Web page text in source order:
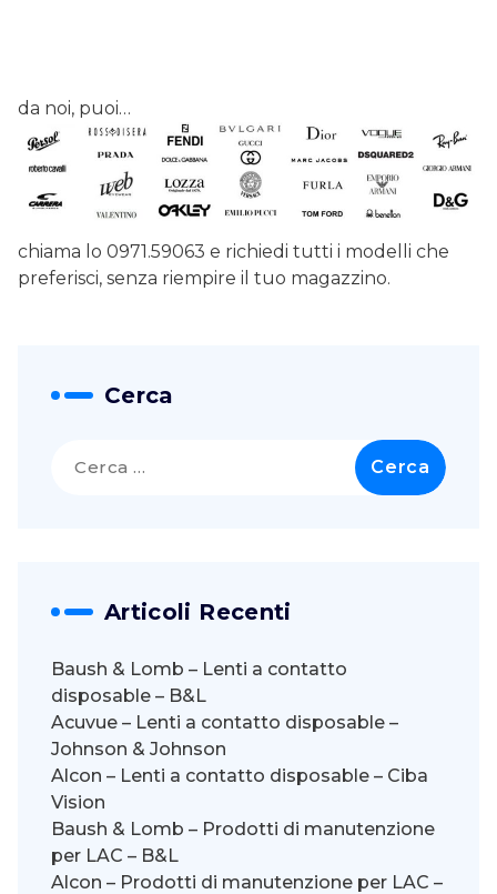
da noi, puoi…
chiama lo 0971.59063 e richiedi tutti i modelli che
preferisci, senza riempire il tuo magazzino.
Cerca
per:
Articoli Recenti
Baush & Lomb – Lenti a contatto
disposable – B&L
Acuvue – Lenti a contatto disposable –
Johnson & Johnson
Alcon – Lenti a contatto disposable – Ciba
Vision
Baush & Lomb – Prodotti di manutenzione
per LAC – B&L
Alcon – Prodotti di manutenzione per LAC –